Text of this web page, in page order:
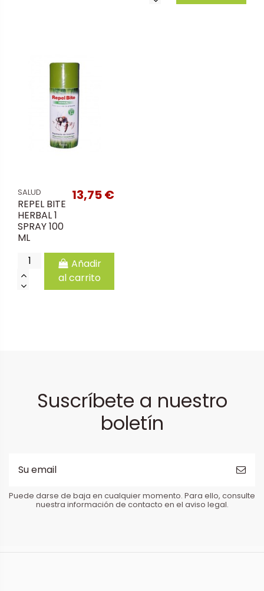
SALUD
REPEL BITE
HERBAL 1
SPRAY 100
ML
13,75 €
Añadir
al carrito
Suscríbete a nuestro
boletín
Puede darse de baja en cualquier momento. Para ello, consulte
nuestra información de contacto en el aviso legal.